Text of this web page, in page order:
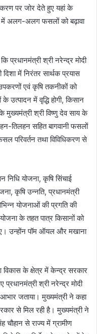
पर जोर देते हुए यहां के
अलग-अलग फसलों को बढ़ावा
प्रधानमंत्री श्री नरेन्द्र मोदी
में निरंतर सार्थक प्रयास
एवं कृषि तकनीकों को
में वृद्धि होगी, किसान
मुख्यमंत्री श्री विष्णु देव साय के
तिलहन सहित बागवानी फसलों
परिवर्तन तथा विविधिकरण से
निधि योजना, कृषि सिंचाई
कृषि उन्नति, प्रधानमंत्री
योजनाओं की प्रगति की
के तहत पात्र किसानों को
उन्होंन पॉम ऑयल और मखाना
विकास के क्षेत्र में केन्द्र सरकार
श्री नरेन्द्र मोदी
आभार जताया। मुख्यमंत्री ने कहा
से मिल रही है। मुख्यमंत्री ने
चौहान से राज्य में ग्रामीण